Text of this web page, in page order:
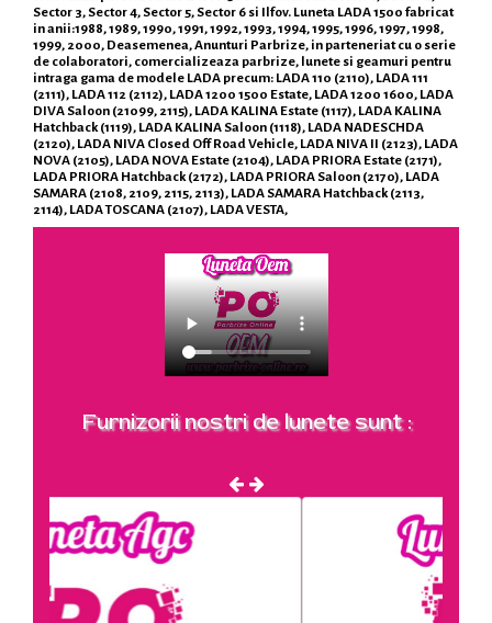
Sector 3, Sector 4, Sector 5, Sector 6 si Ilfov. Luneta LADA 1500 fabricat
in anii:1988, 1989, 1990, 1991, 1992, 1993, 1994, 1995, 1996, 1997, 1998,
1999, 2000, Deasemenea, Anunturi Parbrize, in parteneriat cu o serie
de colaboratori, comercializeaza parbrize, lunete si geamuri pentru
intraga gama de modele LADA precum: LADA 110 (2110), LADA 111
(2111), LADA 112 (2112), LADA 1200 1500 Estate, LADA 1200 1600, LADA
DIVA Saloon (21099, 2115), LADA KALINA Estate (1117), LADA KALINA
Hatchback (1119), LADA KALINA Saloon (1118), LADA NADESCHDA
(2120), LADA NIVA Closed Off Road Vehicle, LADA NIVA II (2123), LADA
NOVA (2105), LADA NOVA Estate (2104), LADA PRIORA Estate (2171),
LADA PRIORA Hatchback (2172), LADA PRIORA Saloon (2170), LADA
SAMARA (2108, 2109, 2115, 2113), LADA SAMARA Hatchback (2113,
2114), LADA TOSCANA (2107), LADA VESTA,
Furnizorii nostri de lunete sunt :